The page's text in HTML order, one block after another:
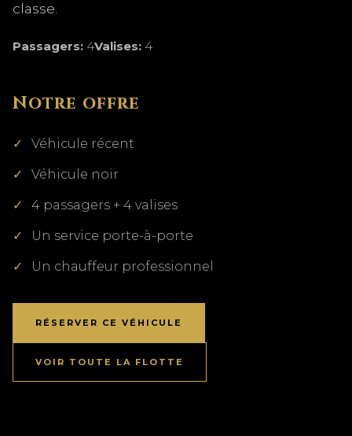
classe.
Passagers: 4Valises: 4
Notre offre
Véhicule récent
Véhicule noir
4 passagers + 4 valises
Un service porte-à-porte
Un chauffeur professionnel
RÉSERVER CE VÉHICULE
VOIR TOUTE LA FLOTTE